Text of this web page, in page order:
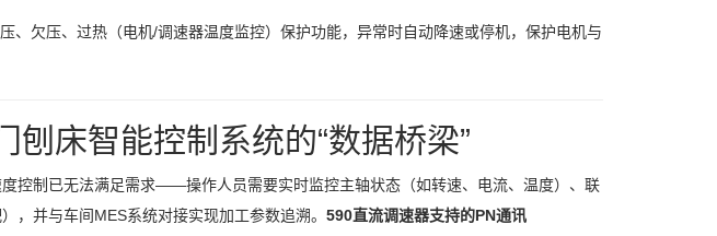
、欠压、过热（电机/调速器温度监控）保护功能，异常时自动降速或停机，保护电机与
刨床智能控制系统的“数据桥梁”
控制已无法满足需求——操作人员需要实时监控主轴状态（如转速、电流、温度）、联
，并与车间MES系统对接实现加工参数追溯。 590直流调速器支持的PN通讯